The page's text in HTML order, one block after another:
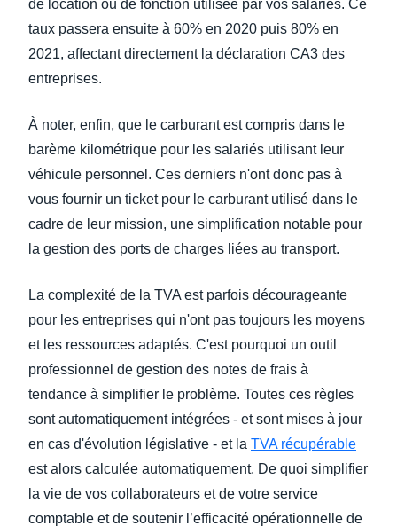
de location ou de fonction utilisée par vos salariés. Ce
taux passera ensuite à 60% en 2020 puis 80% en
2021, affectant directement la déclaration CA3 des
entreprises.
À noter, enfin, que le carburant est compris dans le
barème kilométrique pour les salariés utilisant leur
véhicule personnel. Ces derniers n'ont donc pas à
vous fournir un ticket pour le carburant utilisé dans le
cadre de leur mission, une simplification notable pour
la gestion des ports de charges liées au transport.
La complexité de la TVA est parfois décourageante
pour les entreprises qui n'ont pas toujours les moyens
et les ressources adaptés. C'est pourquoi un outil
professionnel de gestion des notes de frais à
tendance à simplifier le problème. Toutes ces règles
sont automatiquement intégrées - et sont mises à jour
en cas d'évolution législative - et la TVA récupérable
est alors calculée automatiquement. De quoi simplifier
la vie de vos collaborateurs et de votre service
comptable et de soutenir l’efficacité opérationnelle de